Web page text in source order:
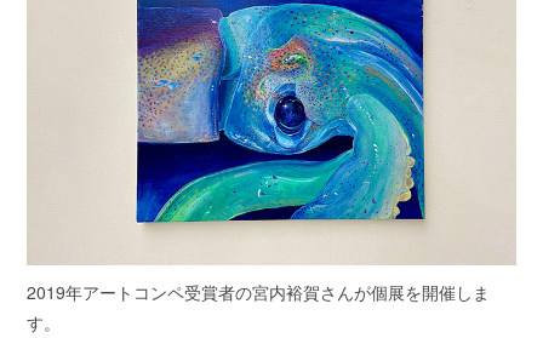
2019年アートコンペ受賞者の宮内裕賀さんが個展を開催しま
す。